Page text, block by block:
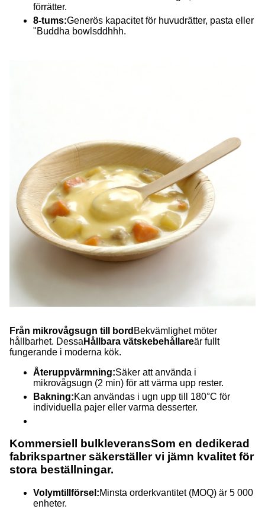
förrätter.
8-tums:Generös kapacitet för huvudrätter, pasta eller
"Buddha bowlsddhhh.
Från mikrovågsugn till bord Bekvämlighet möter
hållbarhet. Dessa Hållbara vätskebehållareär fullt
fungerande i moderna kök.
Återuppvärmning:Säker att använda i
mikrovågsugn (2 min) för att värma upp rester.
Bakning:Kan användas i ugn upp till 180°C för
individuella pajer eller varma desserter.
Kommersiell bulkleveransSom en dedikerad
fabrikspartner säkerställer vi jämn kvalitet för
stora beställningar.
Volymtillförsel:Minsta orderkvantitet (MOQ) är 5 000
enheter.